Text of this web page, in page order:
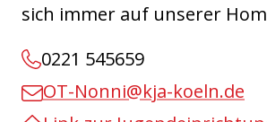
sich immer auf unserer
0221 545659
OT-Nonni@kja-koeln.de